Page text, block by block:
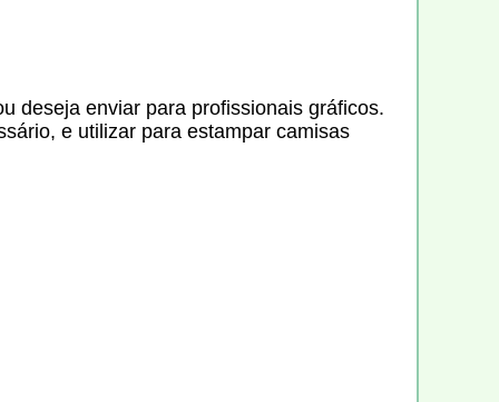
deseja enviar para profissionais gráficos.
e utilizar para estampar camisas